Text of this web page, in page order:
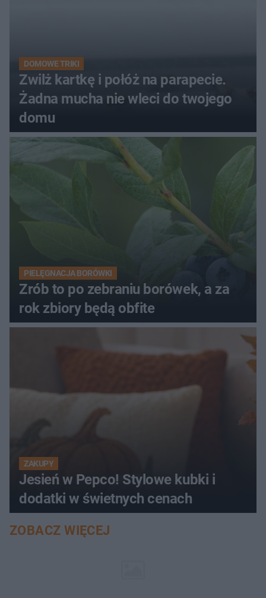
DOMOWE TRIKI
Zwilż kartkę i połóż na parapecie.
Żadna mucha nie wleci do twojego
domu
PIELĘGNACJA BORÓWKI
Zrób to po zebraniu borówek, a za
rok zbiory będą obfite
ZAKUPY
Jesień w Pepco! Stylowe kubki i
dodatki w świetnych cenach
ZOBACZ WIĘCEJ